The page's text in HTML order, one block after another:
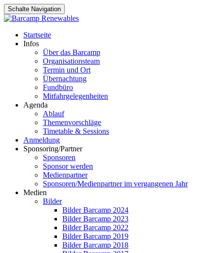
Schalte Navigation
Zum
Inhalt
Startseite
Infos
Über das Barcamp
Organisationsteam
Termin und Ort
Übernachtung
Fundbüro
Mitfahrgelegenheiten
Agenda
Ablauf
Themenvorschläge
Timetable & Sessions
Anmeldung
Sponsoring/Partner
Sponsoren
Sponsor werden
Medienpartner
Sponsoren/Medienpartner im vergangenen Jahr
Medien
Bilder
Bilder Barcamp 2024
Bilder Barcamp 2023
Bilder Barcamp 2022
Bilder Barcamp 2019
Bilder Barcamp 2018